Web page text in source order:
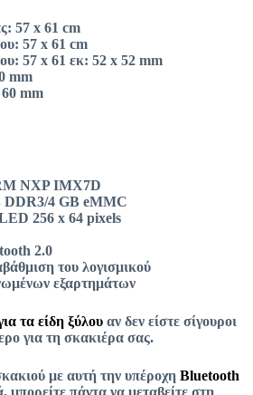
57 x 61 cm
57 x 61 cm
57 x 61 εκ: 52 x 52 mm
mm
mm
NXP IMX7D
4 GB eMMC
256 x 64 pixels
2.0
του λογισμικού
εξαρτημάτων
τα είδη ξύλου αν δεν είστε σίγουροι
για τη σκακιέρα σας.
με αυτή την υπέροχη Bluetooth
μπορείτε πάντα να μεταβείτε στη